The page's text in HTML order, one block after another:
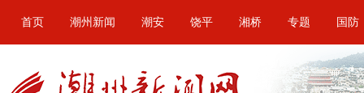
首页 潮州新闻 潮安 饶平 湘桥 专题 国防